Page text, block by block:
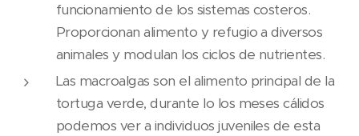
funcionamiento de los sistemas costeros.
Proporcionan alimento y refugio a diversos
animales y modulan los ciclos de nutrientes.
Las macroalgas son el alimento principal de la
tortuga verde, durante lo los meses cálidos
podemos ver a individuos juveniles de esta